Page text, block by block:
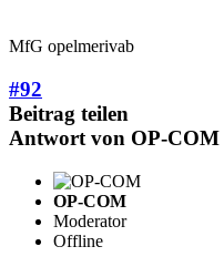
MfG opelmerivab
#92
Beitrag teilen
Antwort von OP-COM
OP-COM
Moderator
Offline